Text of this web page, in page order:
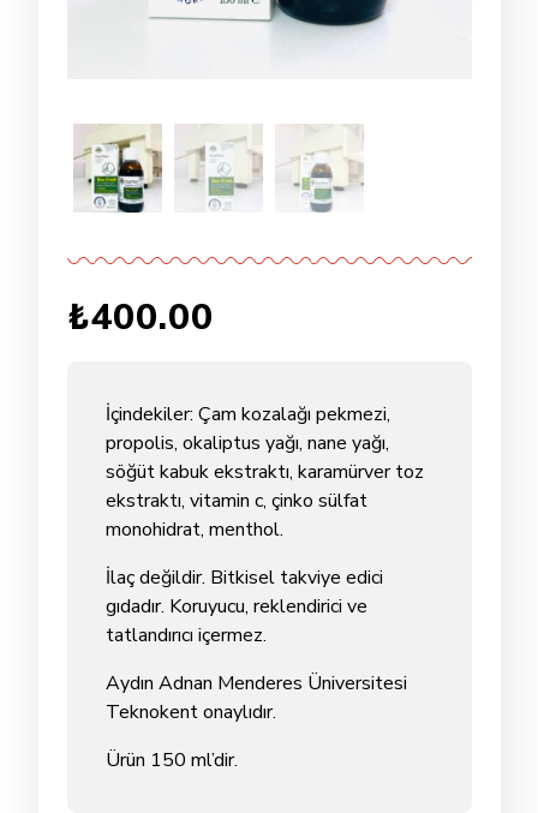
₺400.00
İçindekiler: Çam kozalağı pekmezi,
propolis, okaliptus yağı, nane yağı,
söğüt kabuk ekstraktı, karamürver toz
ekstraktı, vitamin c, çinko sülfat
monohidrat, menthol.
İlaç değildir. Bitkisel takviye edici
gıdadır. Koruyucu, reklendirici ve
tatlandırıcı içermez.
Aydın Adnan Menderes Üniversitesi
Teknokent onaylıdır.
Ürün 150 ml’dir.